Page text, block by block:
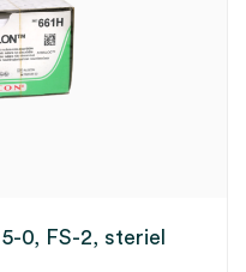
0, FS-2, steriel